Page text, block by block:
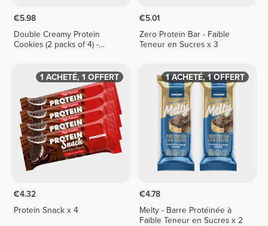
€5.98
Double Creamy Protein
Cookies (2 packs of 4) -
€5.01
Zero Protein Bar - Faible
Teneur en Sucres x 3
1 ACHETÉ, 1 OFFERT
€4.32
Protein Snack x 4
1 ACHETÉ, 1 OFFERT
€4.78
Melty - Barre Protéinée à
Faible Teneur en Sucres x 2